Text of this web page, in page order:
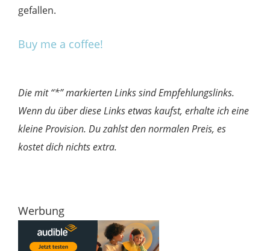
gefallen.
Buy me a coffee!
Die mit “*” markierten Links sind Empfehlungslinks.
Wenn du über diese Links etwas kaufst, erhalte ich eine
kleine Provision. Du zahlst den normalen Preis, es
kostet dich nichts extra.
Werbung